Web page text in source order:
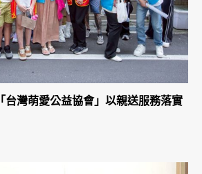
灣萌愛公益協會」以親送服務落實